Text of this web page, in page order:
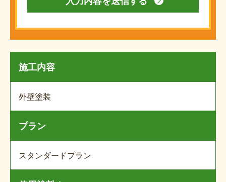
施工内容
外壁塗装
プラン
スタンダードプラン